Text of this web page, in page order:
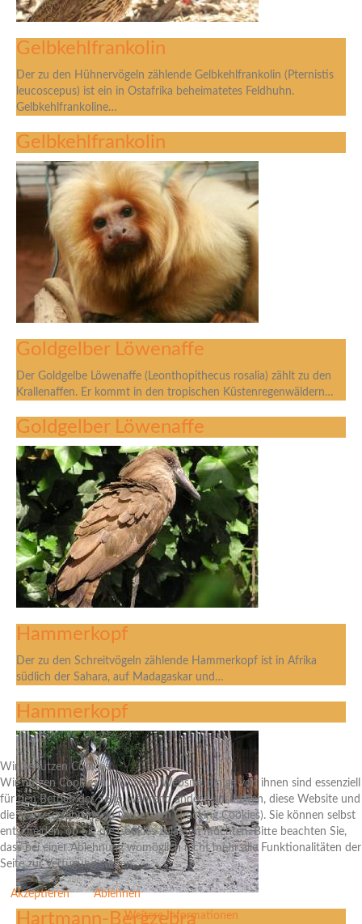
Gelbkehlfrankolin
Der zu den Hühnervögeln zählende Gelbkehlfrankolin (Pternistis
leucoscepus) ist ein in Ostafrika beheimatetes Feldhuhn.
Gelbkehlfrankoline…
Gelbkehlfrankolin
Goldgelber Löwenaffe
Der Goldgelbe Löwenaffe (Leonthopithecus rosalia) zählt zu den
Krallenaffen. Er kommt in den tropischen Küstenregenwäldern…
Goldgelber Löwenaffe
Hammerkopf
Der zu den Schreitvögeln zählende Hammerkopf ist in Afrika
südlich der Sahara, auf Madagaskar und…
Hammerkopf
Hartmann-Bergzebra
Wir benutzen Cookies
Wir nutzen Cookies auf unserer Website. Einige von ihnen sind essenziell
für den Betrieb der Seite, während andere uns helfen, diese Website und
die Nutzererfahrung zu verbessern (Tracking Cookies). Sie können selbst
entscheiden, ob Sie die Cookies zulassen möchten. Bitte beachten Sie,
dass bei einer Ablehnung womöglich nicht mehr alle Funktionalitäten der
Seite zur Verfügung stehen.
Akzeptieren
Ablehnen
Weitere Informationen